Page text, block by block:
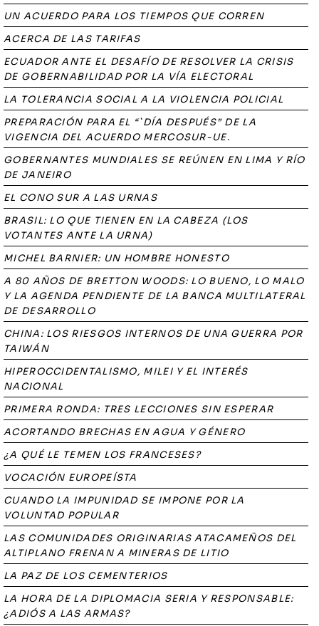
UN ACUERDO PARA LOS TIEMPOS QUE CORREN
ACERCA DE LAS TARIFAS
ECUADOR ANTE EL DESAFÍO DE RESOLVER LA CRISIS
DE GOBERNABILIDAD POR LA VÍA ELECTORAL
LA TOLERANCIA SOCIAL A LA VIOLENCIA POLICIAL
PREPARACIÓN PARA EL “`DÍA DESPUÉS” DE LA
VIGENCIA DEL ACUERDO MERCOSUR-UE.
GOBERNANTES MUNDIALES SE REÚNEN EN LIMA Y RÍO
DE JANEIRO
EL CONO SUR A LAS URNAS
BRASIL: LO QUE TIENEN EN LA CABEZA (LOS
VOTANTES ANTE LA URNA)
MICHEL BARNIER: UN HOMBRE HONESTO
A 80 AÑOS DE BRETTON WOODS: LO BUENO, LO MALO
Y LA AGENDA PENDIENTE DE LA BANCA MULTILATERAL
DE DESARROLLO
CHINA: LOS RIESGOS INTERNOS DE UNA GUERRA POR
TAIWÁN
HIPEROCCIDENTALISMO, MILEI Y EL INTERÉS
NACIONAL
PRIMERA RONDA: TRES LECCIONES SIN ESPERAR
ACORTANDO BRECHAS EN AGUA Y GÉNERO
¿A QUÉ LE TEMEN LOS FRANCESES?
VOCACIÓN EUROPEÍSTA
CUANDO LA IMPUNIDAD SE IMPONE POR LA
VOLUNTAD POPULAR
LAS COMUNIDADES ORIGINARIAS ATACAMEÑOS DEL
ALTIPLANO FRENAN A MINERAS DE LITIO
LA PAZ DE LOS CEMENTERIOS
LA HORA DE LA DIPLOMACIA SERIA Y RESPONSABLE:
¿ADIÓS A LAS ARMAS?